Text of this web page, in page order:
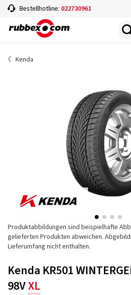
Bestellhotline: 022730961
Kenda
Produktabbildungen sind beispielhafte
gelieferten Produkten abweichen.
Lieferumfang nicht enthalten.
Kenda KR501
98VXL